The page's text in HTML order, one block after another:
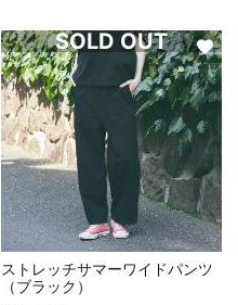
ストレッチサマーワイドパンツ
（ブラック）
SOLD OUT